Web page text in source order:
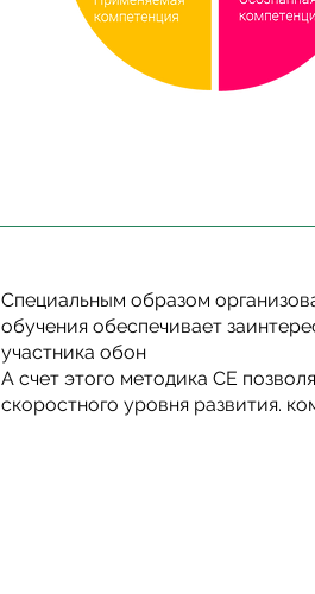
Специальным образом
обучения обеспечивает
участника обон
А счет этого методика СЕ
скоростного уровня развития.